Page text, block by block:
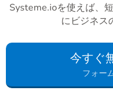
Systeme.ioを使えば、
にビジネス
今すぐ
フォー